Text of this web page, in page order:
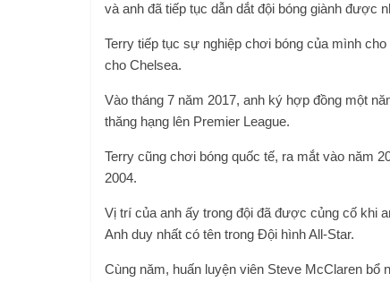
và anh đã tiếp tục dẫn dắt đội bóng giành được
Terry tiếp tục sự nghiệp chơi bóng của mình
cho Chelsea.
Vào tháng 7 năm 2017, anh ký hợp đồng một
thăng hạng lên Premier League.
Terry cũng chơi bóng quốc tế, ra mắt vào năm
2004.
Vị trí của anh ấy trong đội đã được củng cố khi
Anh duy nhất có tên trong Đội hình All-Star.
Cùng năm, huấn luyện viên Steve McClaren bổ